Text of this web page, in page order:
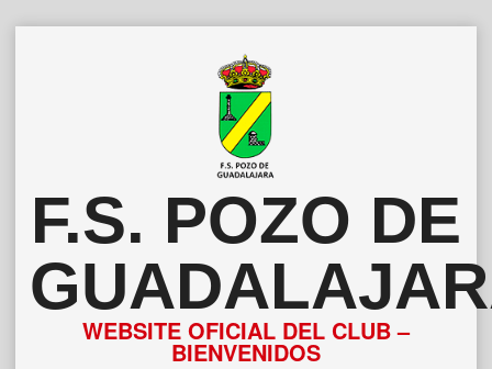
F.S. POZO DE
WEBSITE OFICIAL DEL CLUB –
BIENVENIDOS